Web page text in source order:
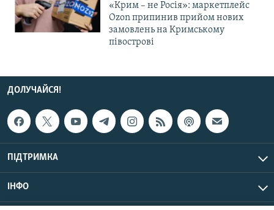
«Крим – не Росія»: маркетплейс
Ozon припинив прийом нових
замовлень на Кримському
півострові
ДОЛУЧАЙСЯ!
ПІДТРИМКА
ІНФО